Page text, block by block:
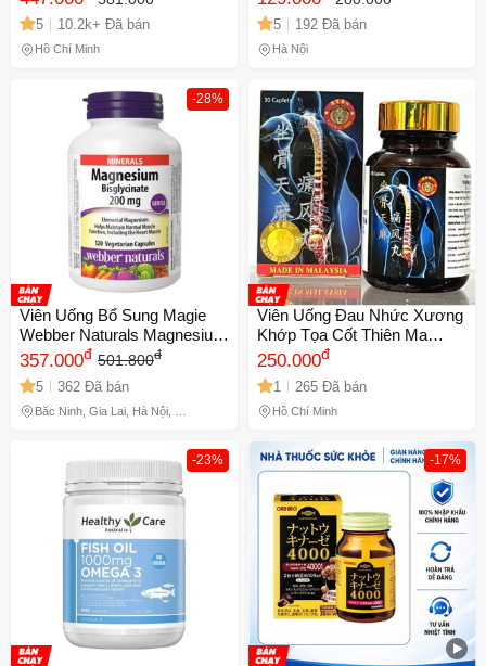
Não Bộ, Bổ Sung Omega 3
Tự Nhiên Từ Úc
5 10.2k+ Đã bán
Hồ Chí Minh
Kiềm Chế Cảm Giác Thèm
Ăn, Sản Phẩm Chất Lượng
Nhật Bản
5 192 Đã bán
Hà Nội
-28%
Viên Uống Bổ Sung Magie
Webber Naturals Magnesium
Bisglycinate 200mg - Hỗ Trợ
Sức Khỏe Thần Kinh Và Cơ
Bắp, 60 Viên
357.000đ 501.800đ
5 362 Đã bán
Bắc Ninh, Gia Lai, Hà Nội, Hồ
Viên Uống Đau Nhức Xương
Khớp Tọa Cốt Thiên Ma
Thống Phong Hoàn - Giải
Pháp Từ Thiên Nhiên Xuất
Xứ Malaysia, Hộp 30 Viên -
Mã 2077
250.000đ
1 265 Đã bán
Hồ Chí Minh
-23% -17%